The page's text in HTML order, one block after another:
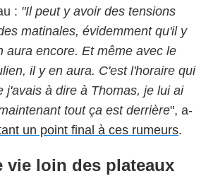
: "Il peut y avoir des tensions
matinales, évidemment qu'il y
aura encore. Et même avec le
il y en aura. C'est l'horaire qui
j'avais à dire à Thomas, je lui ai
tout ça est derrière", a-
un point final à ces rumeurs.
vie loin des plateaux